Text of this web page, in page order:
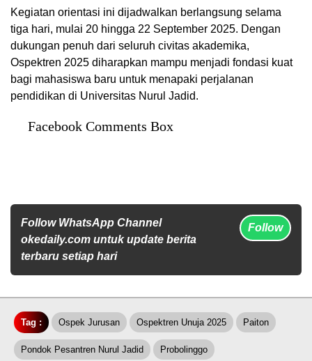
Kegiatan orientasi ini dijadwalkan berlangsung selama
tiga hari, mulai 20 hingga 22 September 2025. Dengan
dukungan penuh dari seluruh civitas akademika,
Ospektren 2025 diharapkan mampu menjadi fondasi kuat
bagi mahasiswa baru untuk menapaki perjalanan
pendidikan di Universitas Nurul Jadid.
Facebook Comments Box
Follow WhatsApp Channel
okedaily.com untuk update berita
terbaru setiap hari
Follow
Tag : Ospek Jurusan Ospektren Unuja 2025 Paiton
Pondok Pesantren Nurul Jadid Probolinggo